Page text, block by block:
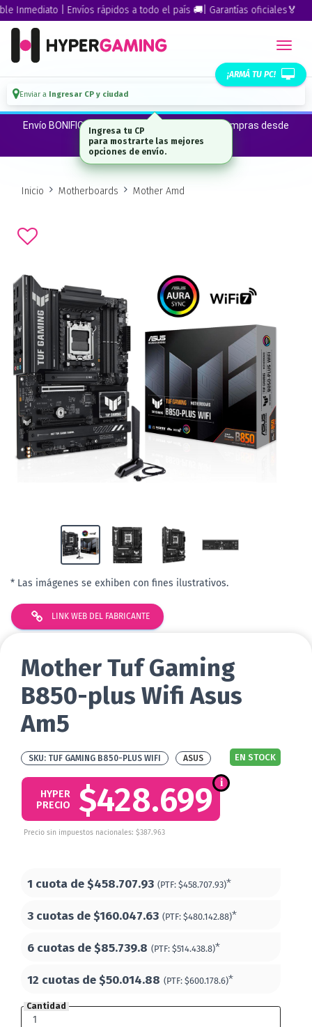
| Envíos rápidos a todo el país 🚚| Garantías oficiales🏅
¡ARMÁ TU PC!
Enviar a Ingresar CP y ciudad
Envío BONIFICADO a CABA · GBA ·La Plata en compras desde
$300.000*
Inicio Motherboards Mother Amd
* Las imágenes se exhiben con fines ilustrativos.
LINK WEB DEL FABRICANTE
Mother Tuf Gaming
B850-plus Wifi Asus
Am5
TUF GAMING B850-PLUS WIFI EN STOCK
ASUS
$428.699
HYPER
PRECIO
Precio sin impuestos nacionales: $387.963
1 cuota de$458.707.93 (PTF: $458.707.93)*
3 cuotas de$160.047.63 (PTF: $480.142.88)*
6 cuotas de$85.739.8 (PTF: $514.438.8)*
12 cuotas de$50.014.88 (PTF: $600.178.6)*
Cantidad
Ingresa tu CP
para mostrarte las mejores
opciones de envío.